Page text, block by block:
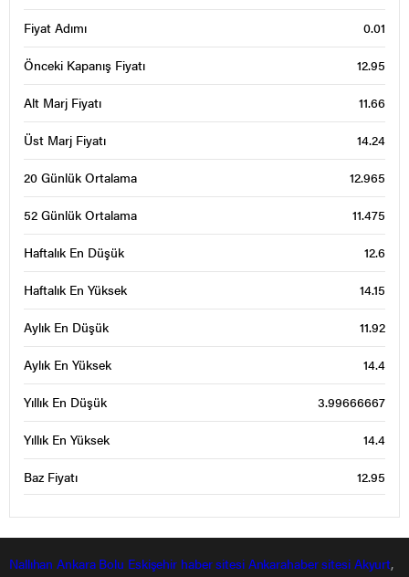
Fiyat Adımı 0.01
Önceki Kapanış Fiyatı 12.95
Alt Marj Fiyatı 11.66
Üst Marj Fiyatı 14.24
20 Günlük Ortalama 12.965
52 Günlük Ortalama 11.475
Haftalık En Düşük 12.6
Haftalık En Yüksek 14.15
Aylık En Düşük 11.92
Aylık En Yüksek 14.4
Yıllık En Düşük 3.99666667
Yıllık En Yüksek 14.4
Baz Fiyatı 12.95
Nallıhan Ankara Bolu Eskişehir haber sitesi Ankarahabersitesi Akyurt,